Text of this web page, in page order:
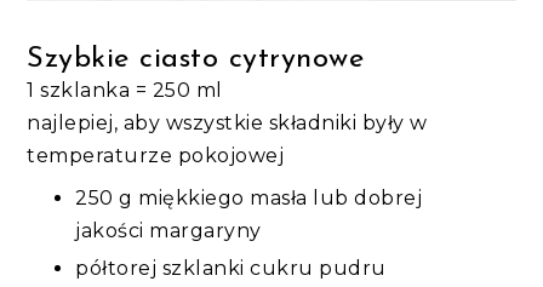
Szybkie ciasto cytrynowe
1 szklanka = 250 ml
najlepiej, aby wszystkie składniki były w
temperaturze pokojowej
250 g miękkiego masła lub dobrej
jakości margaryny
półtorej szklanki cukru pudru